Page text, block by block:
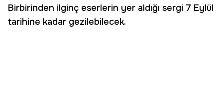
Birbirinden ilginç eserlerin yer aldığı sergi 7 Eylül
tarihine kadar gezilebilecek.